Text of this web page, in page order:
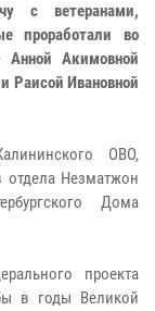
с ветеранами,
проработали во
Анной Акимовной
Раисой Ивановной
ОВО,
отдела Незматжон
Дома
проекта
в годы Великой